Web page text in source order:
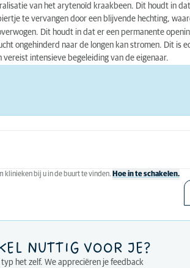
van het arytenoïd kraakbeen. Dit houdt in
te vervangen door een blijvende hechting,
Dit houdt in dat er een permanente
ongehinderd naar de longen kan stromen. Dit is
intensieve begeleiding van de eigenaar.
klinieken bij u in de buurt te vinden. Hoe in te schakelen.
NUTTIG VOOR JE?
het zelf. We appreciëren je feedback